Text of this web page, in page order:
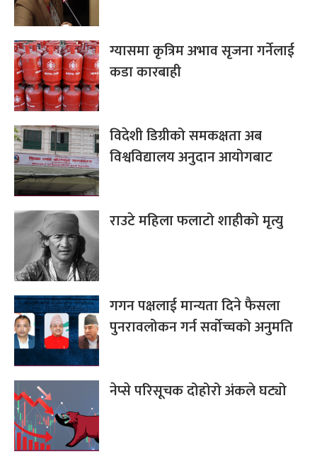
ग्यासमा कृत्रिम अभाव सृजना गर्नेलाई
कडा कारबाही
विदेशी डिग्रीको समकक्षता अब
विश्वविद्यालय अनुदान आयोगबाट
राउटे महिला फलाटो शाहीको मृत्यु
गगन पक्षलाई मान्यता दिने फैसला
पुनरावलोकन गर्न सर्वोच्चको अनुमति
नेप्से परिसूचक दोहोरो अंकले घट्यो